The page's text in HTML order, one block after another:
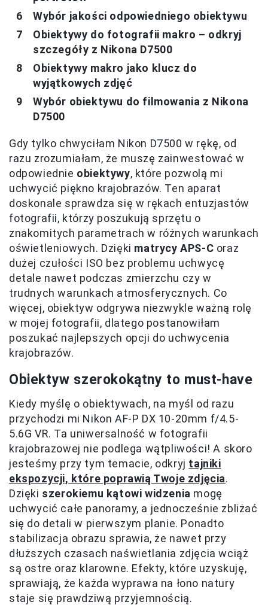
Wybór jakości odpowiedniego obiektywu
Obiektywy do fotografii makro – odkryj
szczegóły z Nikona D7500
Obiektywy makro jako klucz do
wyjątkowych zdjęć
Wybór obiektywu do filmowania z Nikona
D7500
Gdy tylko chwyciłam Nikon D7500 w rękę, od
razu zrozumiałam, że muszę zainwestować w
odpowiednie obiektywy, które pozwolą mi
uchwycić piękno krajobrazów. Ten aparat
doskonale sprawdza się w rękach entuzjastów
fotografii, którzy poszukują sprzętu o
znakomitych parametrach w różnych warunkach
oświetleniowych. Dzięki matrycy APS-C oraz
dużej czułości ISO bez problemu uchwycę
detale nawet podczas zmierzchu czy w
trudnych warunkach atmosferycznych. Co
więcej, obiektyw odgrywa niezwykle ważną rolę
w mojej fotografii, dlatego postanowiłam
poszukać najlepszych opcji do uchwycenia
krajobrazów.
Obiektyw szerokokątny to must-have
Kiedy myślę o obiektywach, na myśl od razu
przychodzi mi Nikon AF-P DX 10-20mm f/4.5-
5.6G VR. Ta uniwersalność w fotografii
krajobrazowej nie podlega wątpliwości! A skoro
jesteśmy przy tym temacie, odkryj tajniki
ekspozycji, które poprawią Twoje zdjęcia.
Dzięki szerokiemu kątowi widzenia mogę
uchwycić całe panoramy, a jednocześnie zbliżać
się do detali w pierwszym planie. Ponadto
stabilizacja obrazu sprawia, że nawet przy
dłuższych czasach naświetlania zdjęcia wciąż
są ostre oraz klarowne. Efekty, które uzyskuję,
sprawiają, że każda wyprawa na łono natury
staje się prawdziwą przyjemnością.